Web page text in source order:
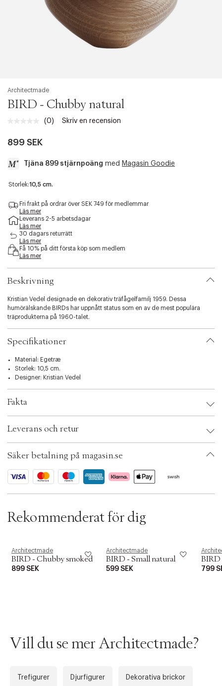
Architectmade
BIRD - Chubby natural
Inget
sida.
(0) Skriv en recension
899 SEK
Tjäna 899 stjärnpoäng med Magasin Goodie
a
c
s
b
i
t
.
v
a
r
i
a
.
s
l
e
t
i
n
Storlek:10,5 cm.
Fri frakt på ordrar över SEK 749 för medlemmar
Läs mer
Leverans 2-5 arbetsdagar
Läs mer
30 dagars returrätt
Läs mer
Få 10% på ditt första köp som medlem
Läs mer
Beskrivning
Kristian Vedel designade en dekorativ träfågelfamilj 1959. Dessa
humörälskande BIRDs har uppnått status som en av de mest populära
träprodukterna på 1960-talet.
Specifikationer
Material: Egetræ
Storlek: 10,5 cm.
Designer: Kristian Vedel
Fakta
EAN: 5700010900189
ID: AAEI84-0008
Leverans och retur
Säker betalning på magasin.se
Rekommenderat för dig
Architectmade
BIRD - Chubby smoked
899 SEK
Architectmade
BIRD - Small natural
599 SEK
BIRD
799
Vill du se mer Architectmade?
Trefigurer Djurfigurer Dekorativa brickor